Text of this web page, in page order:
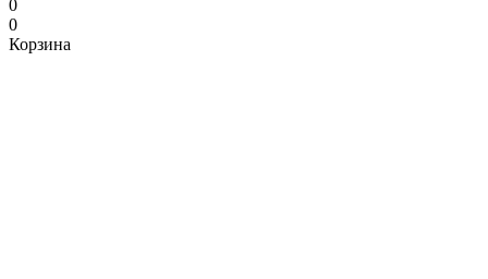
0
0
Корзина